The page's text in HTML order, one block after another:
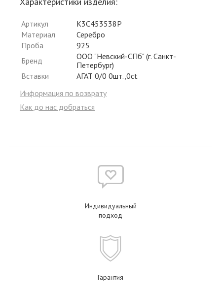
Артикул
К3С453538Р
Материал
Серебро
Проба
925
Бренд
ООО "Невский-СПб" (г. Санкт-
Петербург)
Вставки
АГАТ 0/0 0шт.,0ct
Информация по возврату
Как до нас добраться
Индивидуальный
подход
Гарантия